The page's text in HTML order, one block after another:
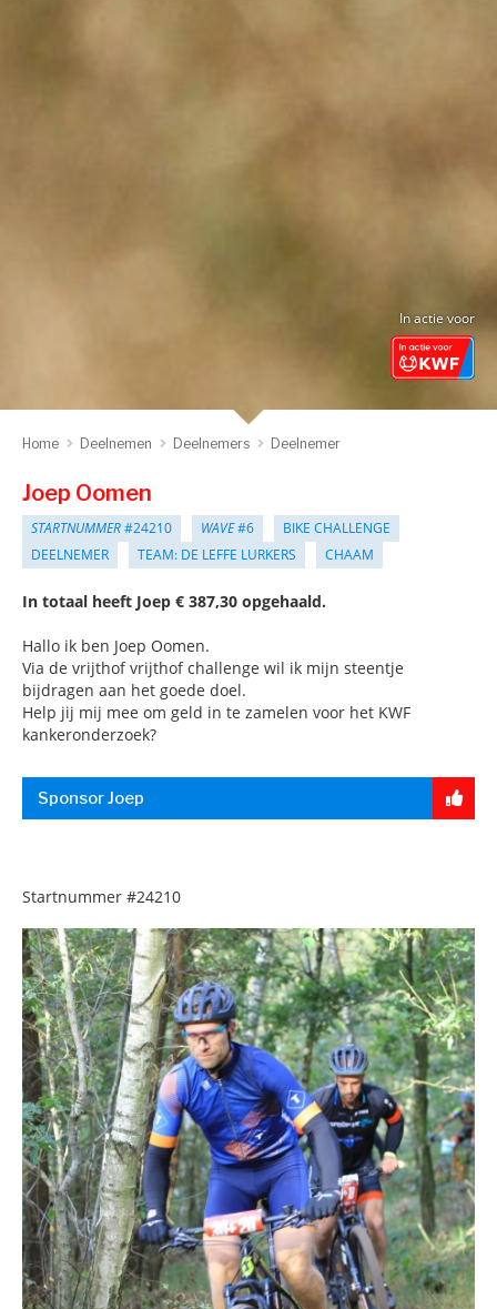
In actie voor
Home Deelnemen Deelnemers Deelnemer
Joep Oomen
STARTNUMMER#24210 WAVE#6
BIKE CHALLENGE
DEELNEMER
TEAM: DE LEFFE LURKERS CHAAM
In totaal heeft Joep € 387,30 opgehaald.
Hallo ik ben Joep Oomen.
Via de vrijthof vrijthof challenge wil ik mijn steentje
bijdragen aan het goede doel.
Help jij mij mee om geld in te zamelen voor het KWF
kankeronderzoek?
Sponsor Joep
Startnummer #24210